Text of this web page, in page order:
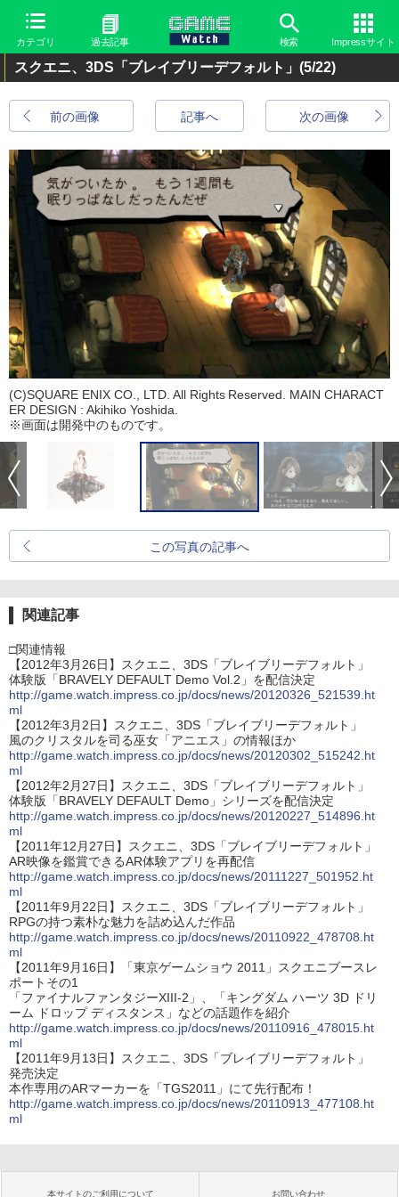
カテゴリ 過去記事 検索 Impressサイト
スクエニ、3DS「ブレイブリーデフォルト」 (5/22)
前の画像 次の画像
記事へ
(C)SQUARE ENIX CO., LTD. All Rights Reserved. MAIN CHARACT
ER DESIGN : Akihiko Yoshida.
※画面は開発中のものです。
この写真の記事へ
関連記事
□関連情報
【2012年3月26日】スクエニ、3DS「ブレイブリーデフォルト」
体験版「BRAVELY DEFAULT Demo Vol.2」を配信決定
http://game.watch.impress.co.jp/docs/news/20120326_521539.ht
ml
【2012年3月2日】スクエニ、3DS「ブレイブリーデフォルト」
風のクリスタルを司る巫女「アニエス」の情報ほか
http://game.watch.impress.co.jp/docs/news/20120302_515242.ht
ml
【2012年2月27日】スクエニ、3DS「ブレイブリーデフォルト」
体験版「BRAVELY DEFAULT Demo」シリーズを配信決定
http://game.watch.impress.co.jp/docs/news/20120227_514896.ht
ml
【2011年12月27日】スクエニ、3DS「ブレイブリーデフォルト」
AR映像を鑑賞できるAR体験アプリを再配信
http://game.watch.impress.co.jp/docs/news/20111227_501952.ht
ml
【2011年9月22日】スクエニ、3DS「ブレイブリーデフォルト」
RPGの持つ素朴な魅力を詰め込んだ作品
http://game.watch.impress.co.jp/docs/news/20110922_478708.ht
ml
【2011年9月16日】「東京ゲームショウ 2011」スクエニブースレ
ポートその1
「ファイナルファンタジーXIII-2」、「キングダム ハーツ 3D ドリ
ーム ドロップ ディスタンス」などの話題作を紹介
http://game.watch.impress.co.jp/docs/news/20110916_478015.ht
ml
【2011年9月13日】スクエニ、3DS「ブレイブリーデフォルト」
発売決定
本作専用のARマーカーを「TGS2011」にて先行配布！
http://game.watch.impress.co.jp/docs/news/20110913_477108.ht
ml
本サイトのご利用について お問い合わせ